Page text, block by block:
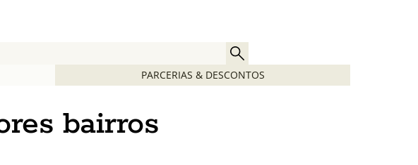
PARCERIAS & DESCONTOS
bairros